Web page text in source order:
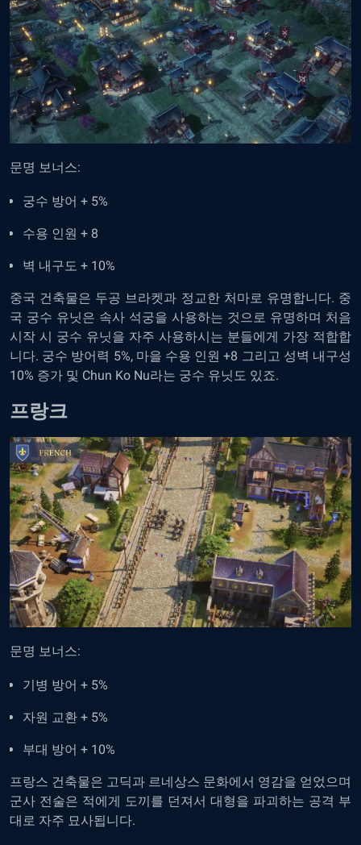
문명 보너스:
궁수 방어 + 5%
수용 인원 + 8
벽 내구도 + 10%
중국 건축물은 두공 브라켓과 정교한 처마로 유명합니다. 중
국 궁수 유닛은 속사 석궁을 사용하는 것으로 유명하며 처음
시작 시 궁수 유닛을 자주 사용하시는 분들에게 가장 적합합
니다. 궁수 방어력 5%, 마을 수용 인원 +8 그리고 성벽 내구성
10% 증가 및 Chun Ko Nu라는 궁수 유닛도 있죠.
프랑크
문명 보너스:
기병 방어 + 5%
자원 교환 + 5%
부대 방어 + 10%
프랑스 건축물은 고딕과 르네상스 문화에서 영감을 얻었으며
군사 전술은 적에게 도끼를 던져서 대형을 파괴하는 공격 부
대로 자주 묘사됩니다.